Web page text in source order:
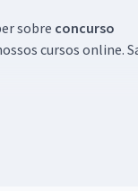
sobre concurso
cursos online.
da área, como